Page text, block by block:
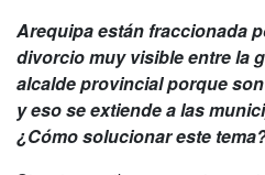
Arequipa están fraccionada
divorcio muy visible entre la
alcalde provincial porque
y eso se extiende a las
¿Cómo solucionar este